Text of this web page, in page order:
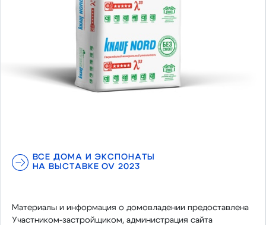
ВСЕ ДОМА И ЭКСПОНАТЫ
НА ВЫСТАВКЕ OV 2023
Материалы и информация о домовладении предоставлена
Участником-застройщиком, администрация сайта